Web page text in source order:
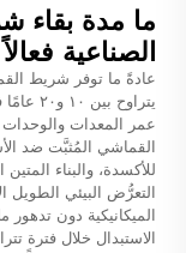
ما مدة بقاء
الصناعية
عادةً ما توفر شريط
عمر المعدات
القماشي المُثبَّت ضد
للأكسدة، والبناء
التعرُّض البيئي الطويل
الميكانيكية دون
الاستبدال خلال فترة